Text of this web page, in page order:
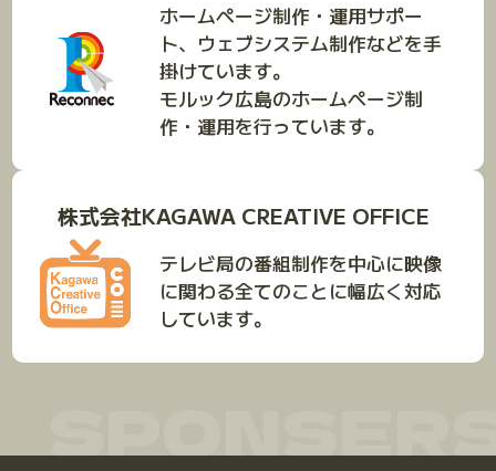
ホームページ制作・運用サポー
ト、ウェブシステム制作などを手
掛けています。
モルック広島のホームページ制
作・運用を行っています。
株式会社KAGAWA CREATIVE OFFICE
テレビ局の番組制作を中心に映像
に関わる全てのことに幅広く対応
しています。